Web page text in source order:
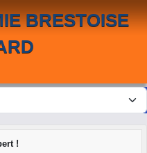
BRESTOISE
!